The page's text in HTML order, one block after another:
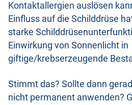
Kontaktallergien auslösen
Einfluss auf die Schilddrüse
starke
Einwirkung von Sonnenlicht in
giftige/krebserzeugende
Stimmt das? Sollte dann
nicht permanent anwenden?